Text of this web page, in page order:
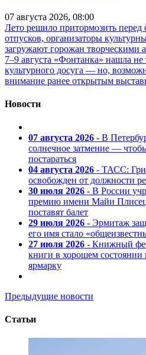
07 августа 2026, 08:00
Лето решило притормозить перед
отпусков, организаторы
загружают горожан творческими
7–9 августа «Фонтанка» нашла
культурного досуга — но,
внимание ранее открытым
Новости
07 августа 2026 - В
солнечное затмение —
постараться
04 августа 2026 - ТАСС:
освобожден от должности
30 июля 2026 - В России
премию имени Майи
поставят балет
29 июля 2026 - Эрмитаж
его имя стало
27 июля 2026 - Книжный
книги в хорошем состоянии
ярмарку
Предыдущие новости
Статьи